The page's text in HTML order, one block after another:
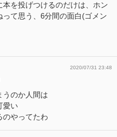
本を投げつけるのだけは、ホン
って思う、6分間の面白(ゴメン
2020/07/31 23:48
うのか人間は
愛い
のやってたわ